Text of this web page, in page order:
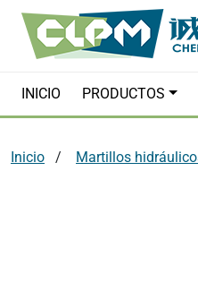
INICIO PRODUCTOS
Inicio Martillos